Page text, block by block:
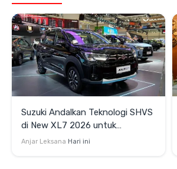
Suzuki Andalkan Teknologi SHVS
di New XL7 2026 untuk
Mendukung Efisiensi Berkendara
Anjar Leksana Hari ini